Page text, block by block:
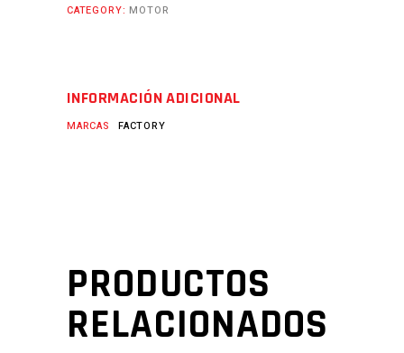
CATEGORY: MOTOR
INFORMACIÓN ADICIONAL
MARCAS FACTORY
PRODUCTOS
RELACIONADOS